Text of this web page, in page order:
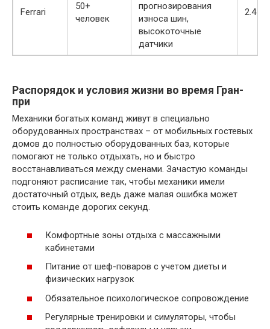
Ferrari
50+
человек
прогнозирования
износа шин,
высокоточные
датчики
2.4
Распорядок и условия жизни во время Гран-
при
Механики богатых команд живут в специально
оборудованных пространствах – от мобильных гостевых
домов до полностью оборудованных баз, которые
помогают не только отдыхать, но и быстро
восстанавливаться между сменами. Зачастую команды
подгоняют расписание так, чтобы механики имели
достаточный отдых, ведь даже малая ошибка может
стоить команде дорогих секунд.
Комфортные зоны отдыха с массажными
кабинетами
Питание от шеф-поваров с учетом диеты и
физических нагрузок
Обязательное психологическое сопровождение
Регулярные тренировки и симуляторы, чтобы